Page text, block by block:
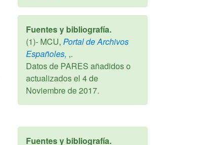
Fuentes y bibliografía.
(1)- MCU, Portal de Archivos
Españoles, ,.
Datos de PARES añadidos o
actualizados el 4 de
Noviembre de 2017.
Fuentes y bibliografía.